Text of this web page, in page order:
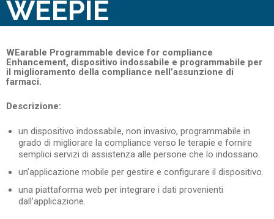
WEEPIE
WEarable Programmable device for compliance
Enhancement, dispositivo indossabile e programmabile per
il miglioramento della compliance nell’assunzione di
farmaci.
Descrizione:
un dispositivo indossabile, non invasivo, programmabile in
grado di migliorare la compliance verso le terapie e fornire
semplici servizi di assistenza alle persone che lo indossano.
un’applicazione mobile per gestire e configurare il dispositivo.
una piattaforma web per integrare i dati provenienti
dall’applicazione.